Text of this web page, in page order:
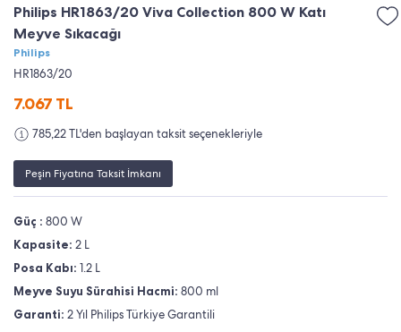
Philips HR1863/20 Viva Collection 800 W Katı
Meyve Sıkacağı
Philips
HR1863/20
7.067 TL
785,22 TL'den başlayan taksit seçenekleriyle
Peşin Fiyatına Taksit İmkanı
Güç : 800 W
Kapasite: 2 L
Posa Kabı: 1.2 L
Meyve Suyu Sürahisi Hacmi: 800 ml
Garanti: 2 Yıl Philips Türkiye Garantili